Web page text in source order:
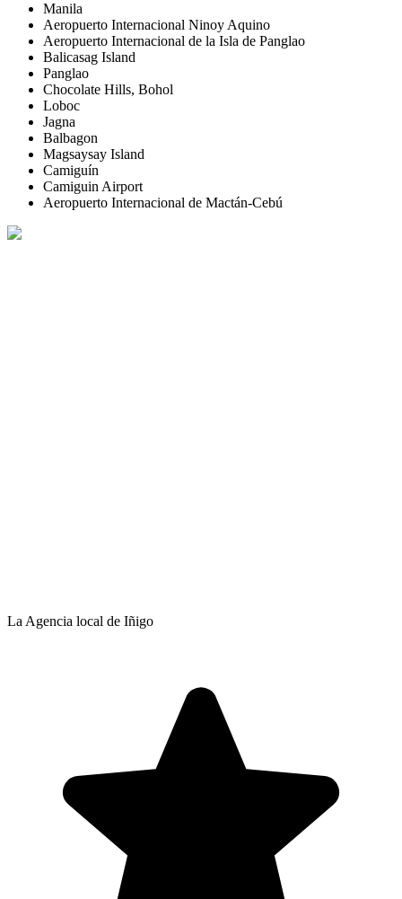
Manila
Aeropuerto Internacional Ninoy Aquino
Aeropuerto Internacional de la Isla de Panglao
Balicasag Island
Panglao
Chocolate Hills, Bohol
Loboc
Jagna
Balbagon
Magsaysay Island
Camiguín
Camiguin Airport
Aeropuerto Internacional de Mactán-Cebú
La Agencia local de Iñigo